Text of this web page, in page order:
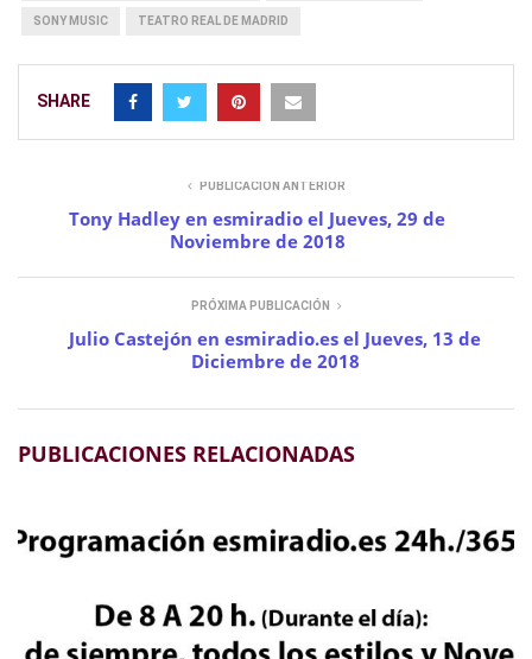
SONY MUSIC TEATRO REAL DE MADRID
SHARE
PUBLICACIÓN ANTERIOR
Tony Hadley en esmiradio el Jueves, 29 de
Noviembre de 2018
PRÓXIMA PUBLICACIÓN
Julio Castejón en esmiradio.es el Jueves, 13 de
Diciembre de 2018
PUBLICACIONES RELACIONADAS